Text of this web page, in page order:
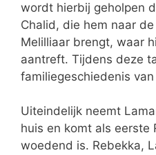
wordt hierbij geholpen
Chalid, die hem naar
Melilliaar brengt, waar
aantreft. Tijdens deze
familiegeschiedenis
Uiteindelijk neemt
huis en komt als eerste
woedend is. Rebekka,